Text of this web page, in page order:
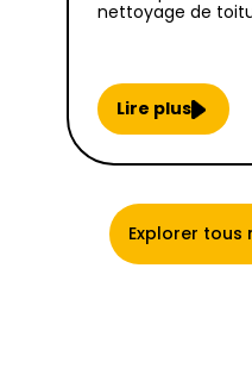
nettoyage de
Lire plus
Explorer tous